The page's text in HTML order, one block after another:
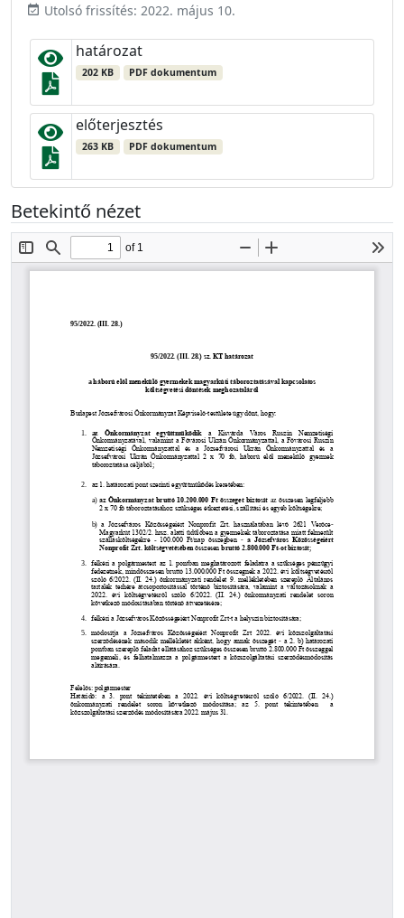
event_available Utolsó frissítés: 2022. május 10.
határozat
202 KB PDF dokumentum
előterjesztés
263 KB PDF dokumentum
Betekintő nézet